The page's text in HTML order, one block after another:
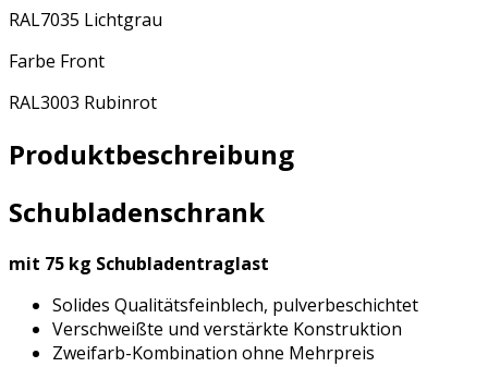
RAL7035 Lichtgrau
Farbe Front
RAL3003 Rubinrot
Produktbeschreibung
Schubladenschrank
mit 75 kg Schubladentraglast
Solides Qualitätsfeinblech, pulverbeschichtet
Verschweißte und verstärkte Konstruktion
Zweifarb-Kombination ohne Mehrpreis